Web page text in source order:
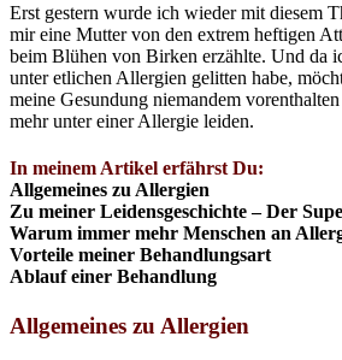
Erst gestern wurde ich wieder mit diesem
mir eine Mutter von den extrem heftigen
beim Blühen von Birken erzählte. Und da
unter etlichen Allergien gelitten habe,
meine Gesundung niemandem
mehr unter einer Allergie leiden.
In meinem Artikel erfährst Du:
Allgemeines zu Allergien
Zu meiner Leidensgeschichte – Der
Warum immer mehr Menschen an
Vorteile meiner Behandlungsart
Ablauf einer Behandlung
Allgemeines zu Allergien